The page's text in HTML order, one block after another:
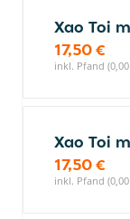
Xao Toi
17,50 €
inkl. Pfand
Xao Toi
17,50 €
inkl. Pfand